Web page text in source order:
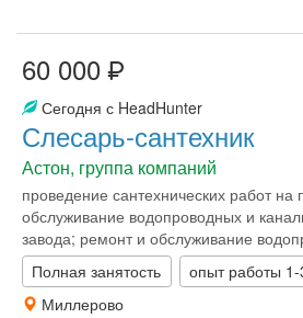
60 000
Сегодня с HeadHunter
Слесарь-сантехник
Астон, группа компаний
проведение сантехнических работ
обслуживание водопроводных и
завода; ремонт и обслуживание
Полная занятость
опыт работы 1-
Миллерово